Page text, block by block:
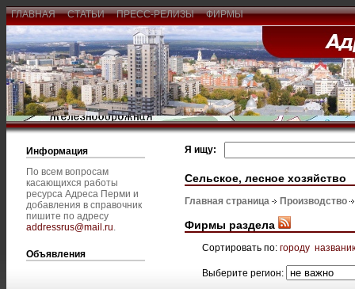
ГЛАВНАЯ СТАТЬИ ПРЕСС-РЕЛИЗЫ ФИРМЫ
Информация
По всем вопросам
касающихся работы
ресурса Адреса Перми и
добавления в справочник
пишите по адресу
addressrus@mail.ru.
Объявления
Я ищу:
Сельское, лесное хозяйство
Главная страница Производство
Фирмы раздела
Сортировать по: городу
Выберите регион: